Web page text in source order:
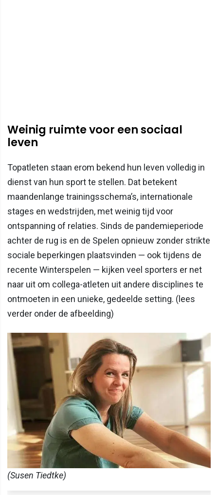
Weinig ruimte voor een sociaal
leven
Topatleten staan erom bekend hun leven volledig in
dienst van hun sport te stellen. Dat betekent
maandenlange trainingsschema’s, internationale
stages en wedstrijden, met weinig tijd voor
ontspanning of relaties. Sinds de pandemieperiode
achter de rug is en de Spelen opnieuw zonder strikte
sociale beperkingen plaatsvinden — ook tijdens de
recente Winterspelen — kijken veel sporters er net
naar uit om collega-atleten uit andere disciplines te
ontmoeten in een unieke, gedeelde setting. (lees
verder onder de afbeelding)
(Susen Tiedtke)